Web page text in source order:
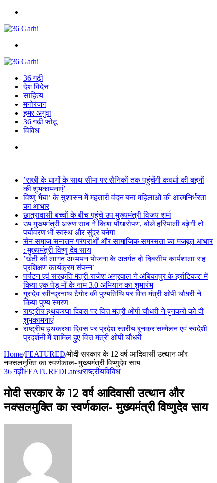
36 गढ़ी
देश विदेस
साहित्य
मनोरंजन
हमर अगुवा
36 गढ़ी फोटू
विविध
’राखी के धागों के साथ सीमा पर सैनिकों तक पहुंचेंगी कवर्धा की बहनों
की शुभकामनाएं’
विष्णु भैया’ के सुशासन में महतारी वंदन बना महिलाओं की आत्मनिर्भरता
का आधार
छात्रावासी बच्चों के बीच पहुंचे उप मुख्यमंत्री विजय शर्मा
उप मुख्यमंत्री अरुण साव ने किया पौधारोपण, बोले हरियाली बढ़ेगी तो
पर्यावरण भी स्वस्थ और सुंदर बनेगा
सेन समाज सनातन परंपराओं और सामाजिक समरसता का मजबूत आधार
: मुख्यमंत्री विष्णु देव साय
’खेती की लागत अध्ययन योजना के अतर्गत दो दिवसीय कार्यशाला सह
प्रशिक्षण कार्यक्रम संपन्न’
पर्यटन एवं संस्कृति मंत्री राजेश अग्रवाल ने अंबिकापुर के हर्राटिकरा में
किया एक पेड़ माँ के नाम 3.0 अभियान का शुभारंभ
गुरुदेव रवीन्द्रनाथ टैगोर की पुण्यतिथि पर वित्त मंत्री ओपी चौधरी ने
किया पुण्य स्मरण
राष्ट्रीय हथकरघा दिवस पर वित्त मंत्री ओपी चौधरी ने बुनकरों को दी
शुभकामनाएं
राष्ट्रीय हथकरघा दिवस पर प्रदेश स्तरीय बुनकर सम्मेलन एवं स्वदेशी
प्रदर्शनी में शामिल हुए वित्त मंत्री ओपी चौधरी
Home/FEATURED/मोदी सरकार के 12 वर्ष आदिवासी उत्थान और
नक्सलमुक्ति का स्वर्णकाल- मुख्यमंत्री विष्णुदेव साय
36 गढ़ीFEATUREDLatestराष्ट्रीयविविध
मोदी सरकार के 12 वर्ष आदिवासी उत्थान और
नक्सलमुक्ति का स्वर्णकाल- मुख्यमंत्री विष्णुदेव साय